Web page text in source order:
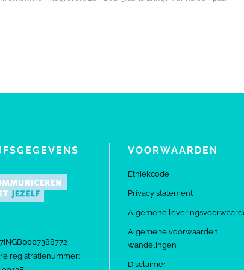
registratienummer:
VOORWAARDEN
Ethiekcode
Privacy statement
Algemene
Algemene voorwaarden
wandelingen
Disclaimer